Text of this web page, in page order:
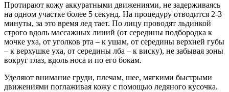
Протирают кожу аккуратными движениями, не задерживаясь
на одном участке более 5 секунд. На процедуру отводится 2-3
минуты, за это время лед тает. По лицу проводят льдинкой
строго вдоль массажных линий (от середины подбородка к
мочке уха, от уголков рта – к ушам, от середины верхней губы
– к верхушке уха, от середины лба – к виску), не забывая зоны
вокруг глаз, вдоль носа и по его бокам.
Уделяют внимание груди, плечам, шее, мягкими быстрыми
движениями поглаживая кожу с помощью ледяного кусочка.